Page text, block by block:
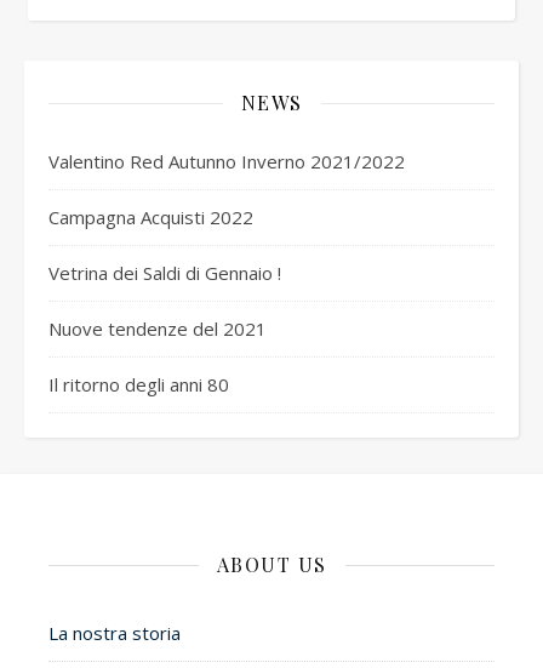
NEWS
Valentino Red Autunno Inverno 2021/2022
Campagna Acquisti 2022
Vetrina dei Saldi di Gennaio !
Nuove tendenze del 2021
Il ritorno degli anni 80
ABOUT US
La nostra storia